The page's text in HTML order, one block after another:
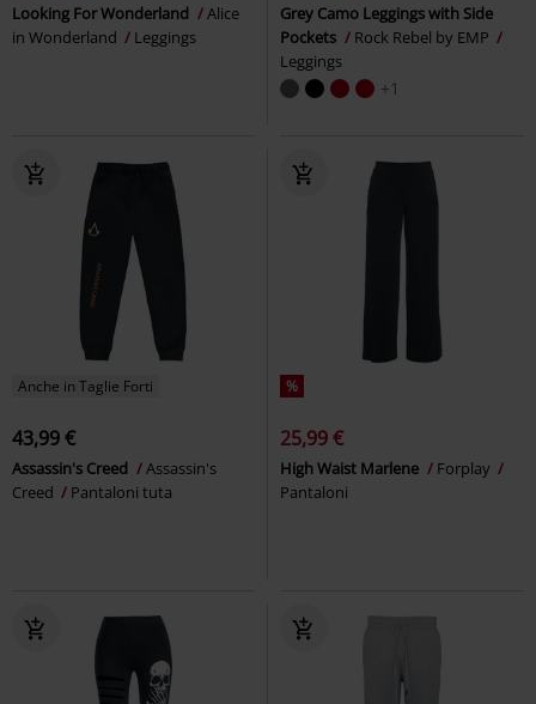
Looking For Wonderland
Alice
in Wonderland
Leggings
Grey Camo Leggings with Side
Pockets
Rock Rebel by EMP
Leggings
+1
Anche in Taglie Forti
43,99 €
Assassin's Creed
Assassin's
Creed
Pantaloni tuta
%
25,99 €
High Waist Marlene
Forplay
Pantaloni